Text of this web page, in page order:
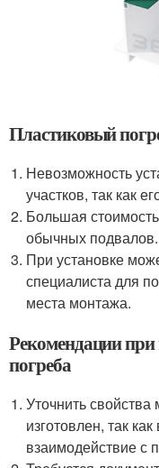
Пластиковый
Невозможность
участков, так как
Большая
обычных подвалов.
При установке
специалиста для
места монтажа.
Рекомендации при
погреба
Уточнить
изготовлен, так
взаимодействие с